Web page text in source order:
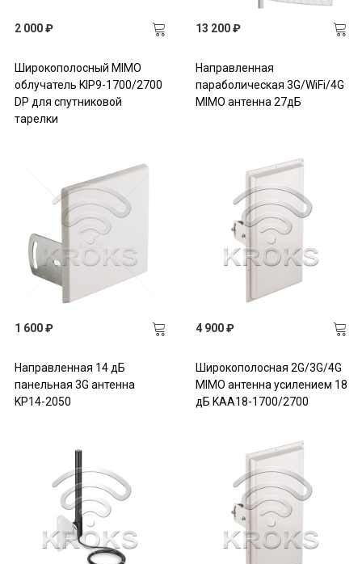
2 000 ₽
Широкополосный MIMO
облучатель KIP9-1700/2700
DP для спутниковой
тарелки
13 200 ₽
Направленная
параболическая 3G/WiFi/4G
MIMO антенна 27дБ
1 600 ₽
Направленная 14 дБ
панельная 3G антенна
KP14-2050
4 900 ₽
Широкополосная 2G/3G/4G
MIMO антенна усилением 18
дБ KAA18-1700/2700